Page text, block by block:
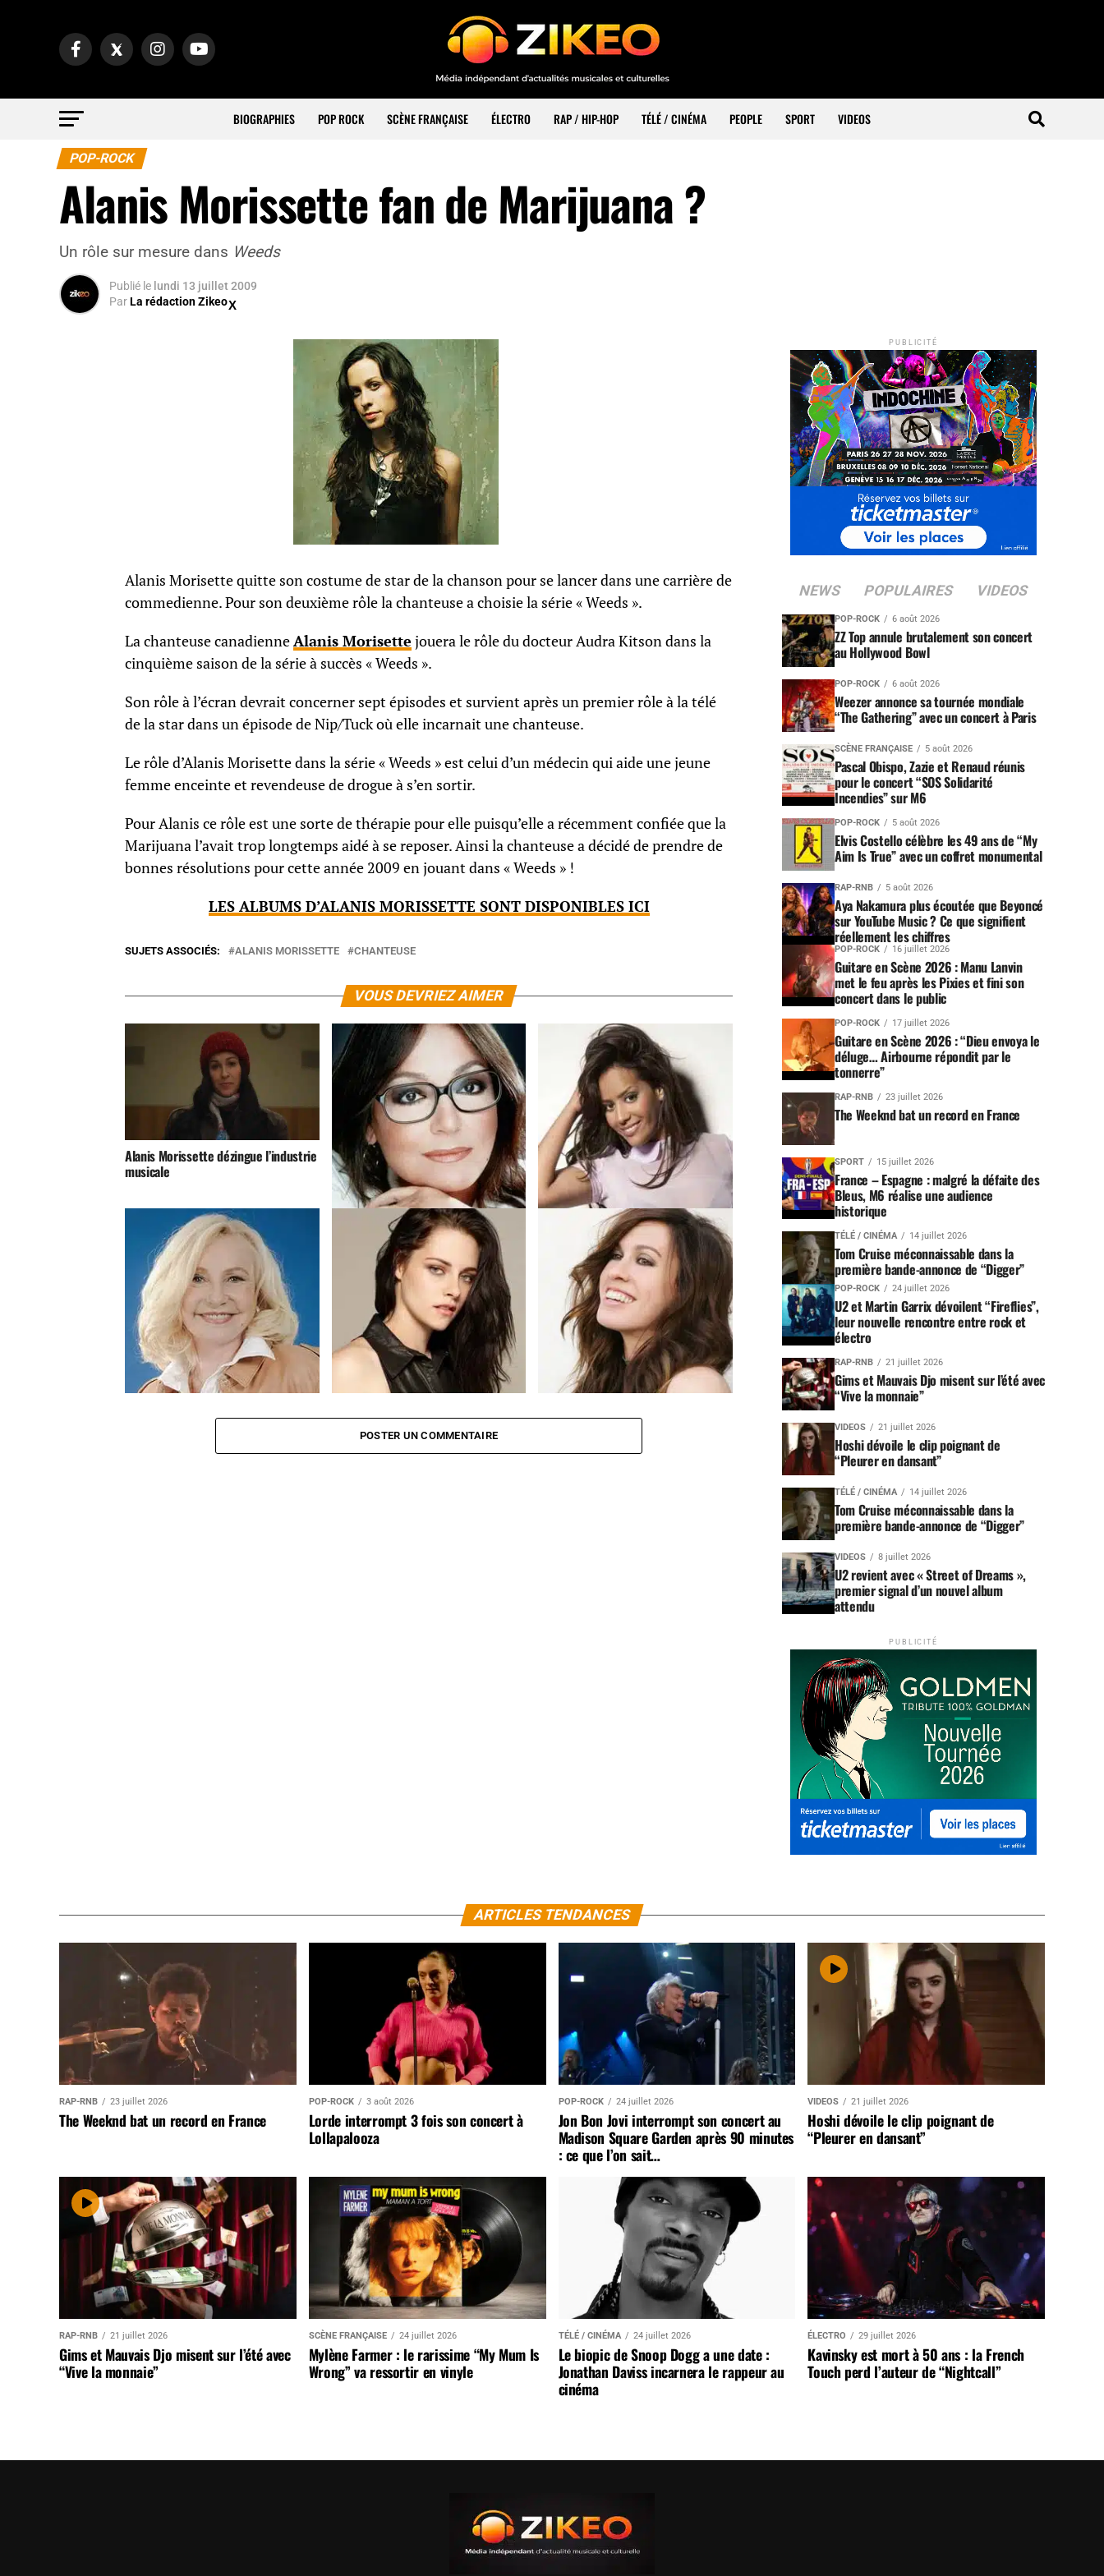
BIOGRAPHIES POP ROCK SCÈNE FRANÇAISE ÉLECTRO RAP / HIP-HOP TÉLÉ / CINÉMA PEOPLE SPORT VIDEOS
POP-ROCK
Alanis Morissette fan de Marijuana ?
Un rôle sur mesure dans Weeds
Publié le lundi 13 juillet 2009
ParLa rédaction Zikeo
Alanis Morisette quitte son costume de star de la chanson pour se lancer dans une carrière de
commedienne. Pour son deuxième rôle la chanteuse a choisie la série « Weeds ».
La chanteuse canadienneAlanis Morisette jouera le rôle du docteur Audra Kitson dans la
cinquième saison de la série à succès « Weeds ».
Son rôle à l’écran devrait concerner sept épisodes et survient après un premier rôle à la télé
de la star dans un épisode de Nip/Tuck où elle incarnait une chanteuse.
Le rôle d’Alanis Morisette dans la série « Weeds » est celui d’un médecin qui aide une jeune
femme enceinte et revendeuse de drogue à s’en sortir.
Pour Alanis ce rôle est une sorte de thérapie pour elle puisqu’elle a récemment confiée que la
Marijuana l’avait trop longtemps aidé à se reposer. Ainsi la chanteuse a décidé de prendre de
bonnes résolutions pour cette année 2009 en jouant dans « Weeds » !
LES ALBUMS D’ALANIS MORISSETTE SONT DISPONIBLES ICI
SUJETS ASSOCIÉS: ALANIS MORISSETTE CHANTEUSE
VOUS DEVRIEZ AIMER
Alanis Morissette dézingue l’industrie
musicale
Les terribles confidences de Nana
Mouskouri
Amel Bent heureuse dans son
nouveau rôle de maman
POSTER UN COMMENTAIRE
PUBLICITÉ
NEWS POPULAIRES VIDEOS
POP-ROCK 6 août 2026
ZZ Top annule brutalement son concert
au Hollywood Bowl
POP-ROCK 6 août 2026
Weezer annonce sa tournée mondiale
“The Gathering” avec un concert à Paris
SCÈNE FRANÇAISE 5 août 2026
Pascal Obispo, Zazie et Renaud réunis
pour le concert “SOS Solidarité
Incendies” sur M6
POP-ROCK 5 août 2026
Elvis Costello célèbre les 49 ans de “My
Aim Is True” avec un coffret monumental
RAP-RNB 5 août 2026
Aya Nakamura plus écoutée que Beyoncé
sur YouTube Music ? Ce que signifient
réellement les chiffres
POP-ROCK 16 juillet 2026
Guitare en Scène 2026 : Manu Lanvin
met le feu après les Pixies et fini son
concert dans le public
POP-ROCK 17 juillet 2026
Guitare en Scène 2026 : “Dieu envoya le
déluge… Airbourne répondit par le
tonnerre”
RAP-RNB 23 juillet 2026
The Weeknd bat un record en France
SPORT 15 juillet 2026
France – Espagne : malgré la défaite des
Bleus, M6 réalise une audience
historique
TÉLÉ / CINÉMA 14 juillet 2026
Tom Cruise méconnaissable dans la
première bande-annonce de “Digger”
POP-ROCK 24 juillet 2026
U2 et Martin Garrix dévoilent “Fireflies”,
leur nouvelle rencontre entre rock et
électro
RAP-RNB 21 juillet 2026
Gims et Mauvais Djo misent sur l’été avec
“Vive la monnaie”
VIDEOS 21 juillet 2026
Hoshi dévoile le clip poignant de
“Pleurer en dansant”
TÉLÉ / CINÉMA 14 juillet 2026
Tom Cruise méconnaissable dans la
première bande-annonce de “Digger”
VIDEOS 8 juillet 2026
U2 revient avec « Street of Dreams »,
premier signal d’un nouvel album
attendu
PUBLICITÉ
ARTICLES TENDANCES
RAP-RNB 23 juillet 2026
The Weeknd bat un record en France
POP-ROCK 3 août 2026
Lorde interrompt 3 fois son concert à
Lollapalooza
POP-ROCK 24 juillet 2026
Jon Bon Jovi interrompt son concert au
Madison Square Garden après 90 minutes
: ce que l’on sait…
VIDEOS 21 juillet 2026
Hoshi dévoile le clip poignant de
“Pleurer en dansant”
RAP-RNB 21 juillet 2026
Gims et Mauvais Djo misent sur l’été avec
“Vive la monnaie”
SCÈNE FRANÇAISE 24 juillet 2026
Mylène Farmer : le rarissime “My Mum Is
Wrong” va ressortir en vinyle
TÉLÉ / CINÉMA 24 juillet 2026
Le biopic de Snoop Dogg a une date :
Jonathan Daviss incarnera le rappeur au
cinéma
ÉLECTRO 29 juillet 2026
Kavinsky est mort à 50 ans : la French
Touch perd l’auteur de “Nightcall”